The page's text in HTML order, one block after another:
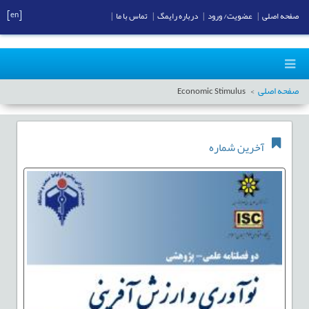
صفحه اصلی Economic Stimulus
آخرین شماره
صفحه اصلی عضویت/ ورود درباره رایمگ تماس با ما